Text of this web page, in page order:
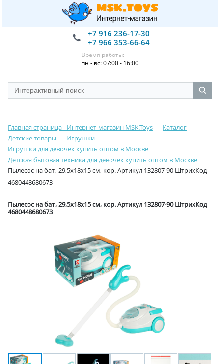
+7 916 236-17-30
+7 966 353-66-64
Время работы:
пн - вс: 07:00 - 16:00
Главная страница - Интернет-магазин MSK.Toys
Каталог
Детские товары
Игрушки
Игрушки для девочек купить оптом в Москве
Детская бытовая техника для девочек купить оптом в Москве
Пылесос на бат., 29,5х18х15 см, кор. Артикул 132807-90 ШтрихКод
4680448680673
Пылесос на бат., 29,5х18х15 см, кор. Артикул 132807-90 ШтрихКод
4680448680673